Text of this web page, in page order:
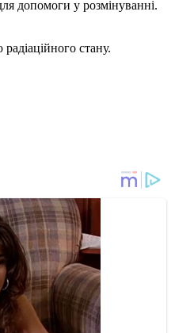
допомоги у розмінуванні.
стану.